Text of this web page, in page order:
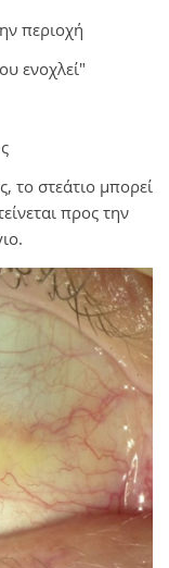
περιοχή
ενοχλεί"
το στεάτιο μπορεί
προς την